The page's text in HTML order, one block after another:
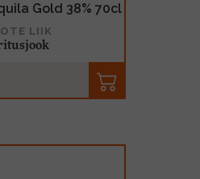
Gold 38% 70cl
LIIK